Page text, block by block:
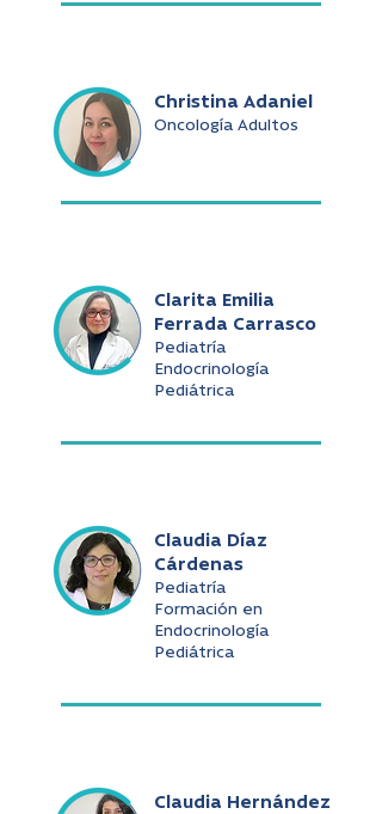
Christina Adaniel
Oncología Adultos
Clarita Emilia
Ferrada Carrasco
Pediatría
Endocrinología
Pediátrica
Claudia Díaz
Cárdenas
Pediatría
Formación en
Endocrinología
Pediátrica
Claudia Hernández